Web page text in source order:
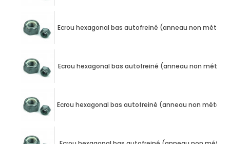
Ecrou hexagonal bas autofreiné (anneau non
Ecrou hexagonal bas autofreiné (anneau non
Ecrou hexagonal bas autofreiné (anneau non